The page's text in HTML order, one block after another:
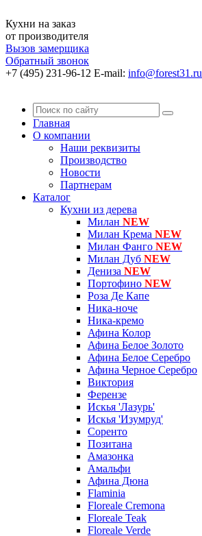
Кухни на заказ
от производителя
Вызов замерщика
Обратный звонок
+7 (495) 231-96-12 E-mail: info@forest31.ru
Главная
О компании
Наши реквизиты
Производство
Новости
Партнерам
Каталог
Кухни из дерева
Милан NEW
Милан Крема NEW
Милан Фанго NEW
Милан Дуб NEW
Дениза NEW
Портофино NEW
Роза Де Капе
Ника-ноче
Ника-кремо
Афина Колор
Афина Белое Золото
Афина Белое Серебро
Афина Черное Серебро
Виктория
Ферензе
Искья 'Лазурь'
Искья 'Изумруд'
Соренто
Позитана
Амазонка
Амальфи
Афина Дюна
Flaminia
Floreale Cremona
Floreale Teak
Floreale Verde